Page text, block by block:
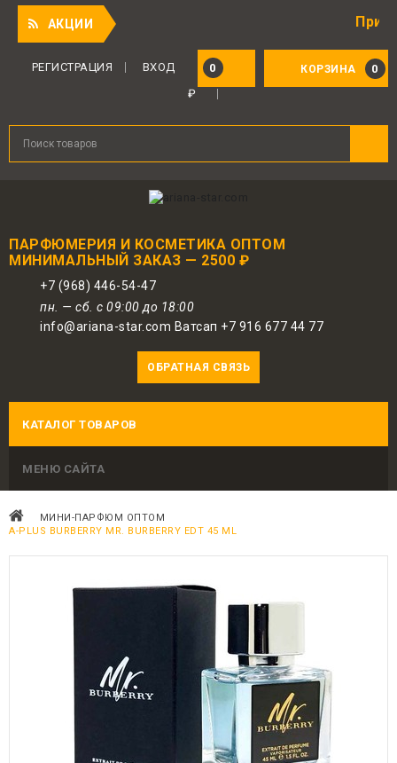
АКЦИИ Приятный
КОРЗИНА 0
0
РЕГИСТРАЦИЯ
ВХОД
₽
ПАРФЮМЕРИЯ И КОСМЕТИКА ОПТОМ
МИНИМАЛЬНЫЙ ЗАКАЗ — 2500 ₽
+7 (968) 446-54-47
пн. — сб. с 09:00 до 18:00
info@ariana-star.com Ватсап +7 916 677 44 77
ОБРАТНАЯ СВЯЗЬ
КАТАЛОГ ТОВАРОВ
МЕНЮ САЙТА
МИНИ-ПАРФЮМ ОПТОМ
A-PLUS BURBERRY MR. BURBERRY EDT 45 ML
Для авторизованных пользователей
предоставляется 1 бонус за 100 руб.
от совершенной покупки. Бонусами